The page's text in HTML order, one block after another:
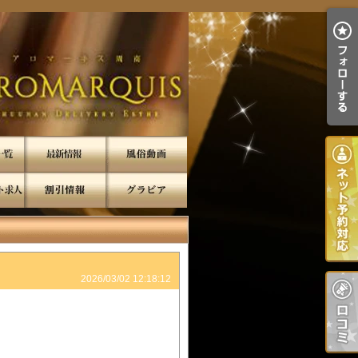
2026/03/02 12:18:12